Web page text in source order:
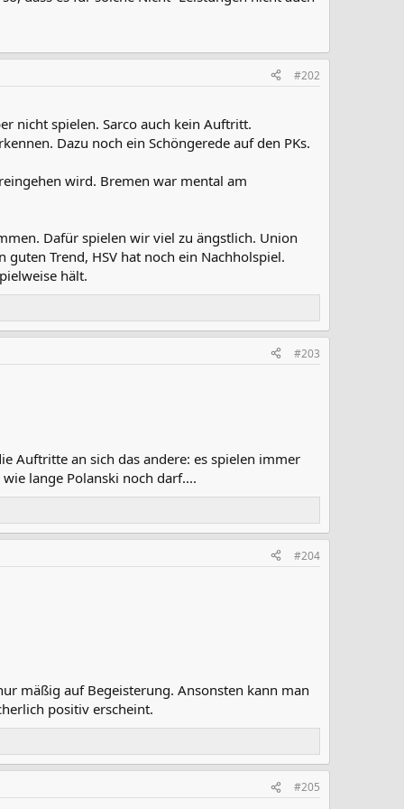
#202
nicht spielen. Sarco auch kein Auftritt.
Dazu noch ein Schöngerede auf den PKs.
wird. Bremen war mental am
Dafür spielen wir viel zu ängstlich. Union
Trend, HSV hat noch ein Nachholspiel.
hält.
#203
Auftritte an sich das andere: es spielen immer
lange Polanski noch darf....
#204
mäßig auf Begeisterung. Ansonsten kann man
positiv erscheint.
#205